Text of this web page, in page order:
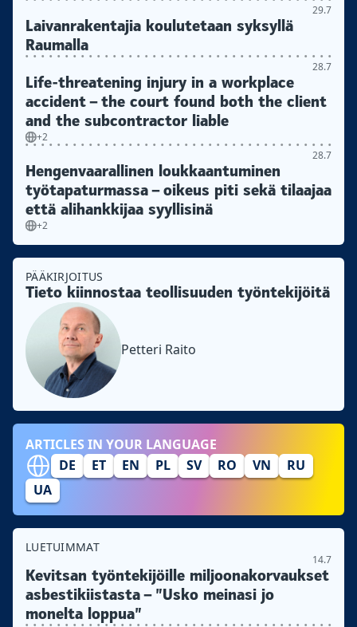
29.7
Laivanrakentajia koulutetaan syksyllä
Raumalla
28.7
Life-threatening injury in a workplace
accident – the court found both the client
and the subcontractor liable
+2
28.7
Hengenvaarallinen loukkaantuminen
työtapaturmassa – oikeus piti sekä tilaajaa
että alihankkijaa syyllisinä
+2
PÄÄKIRJOITUS
Tieto kiinnostaa teollisuuden työntekijöitä
Petteri Raito
ARTICLES IN YOUR LANGUAGE
DE
ET EN PL SV RO VN
RU
UA
LUETUIMMAT
14.7
Kevitsan työntekijöille miljoonakorvaukset
asbestikiistasta – ”Usko meinasi jo
monelta loppua”